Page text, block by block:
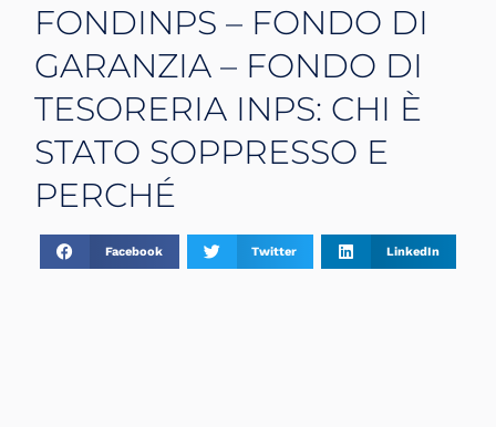
FONDINPS – FONDO DI
GARANZIA – FONDO DI
TESORERIA INPS: CHI È
STATO SOPPRESSO E
PERCHÉ
Facebook Twitter LinkedIn